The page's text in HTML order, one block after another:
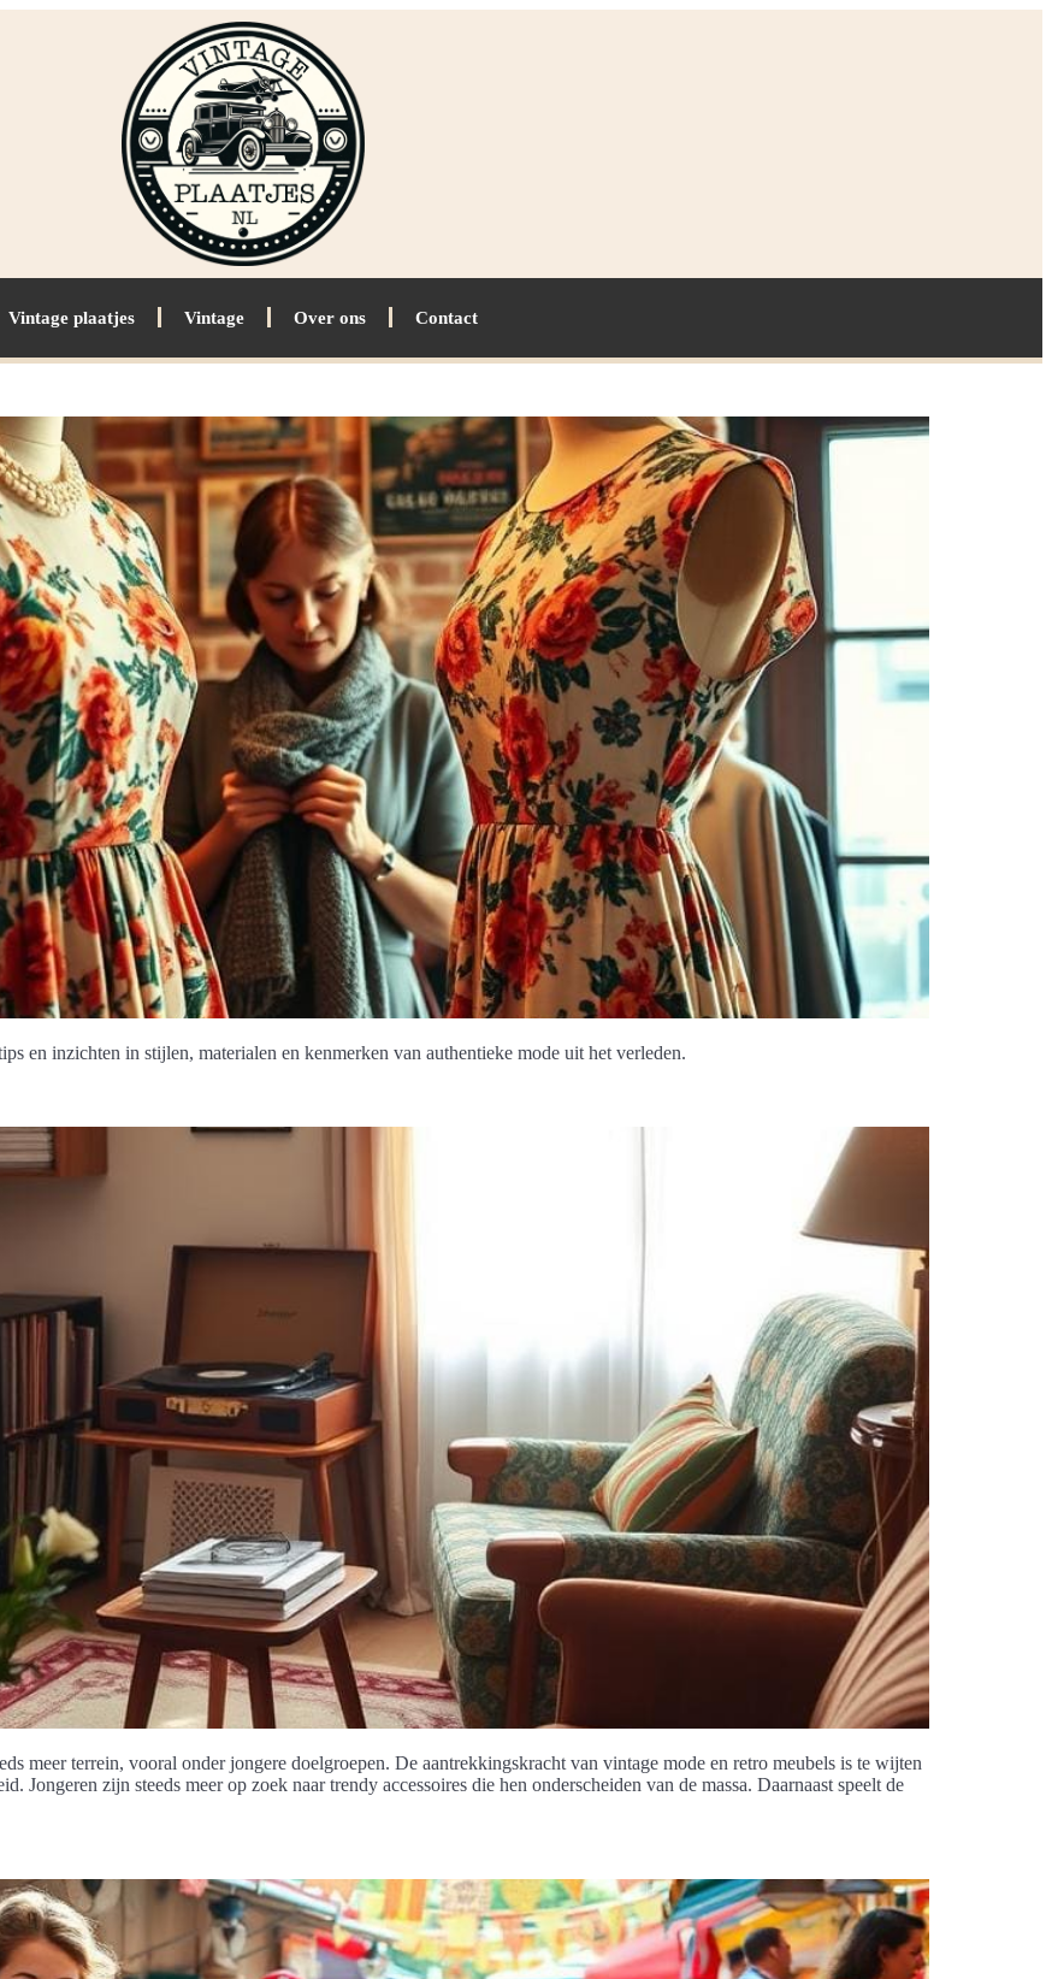
Vintage plaatjes Vintage Over ons Contact
en inzichten in stijlen, materialen en kenmerken van authentieke mode uit het verleden.
meer terrein, vooral onder jongere doelgroepen. De aantrekkingskracht van vintage mode en retro meubels is te wijten
Jongeren zijn steeds meer op zoek naar trendy accessoires die hen onderscheiden van de massa. Daarnaast speelt de